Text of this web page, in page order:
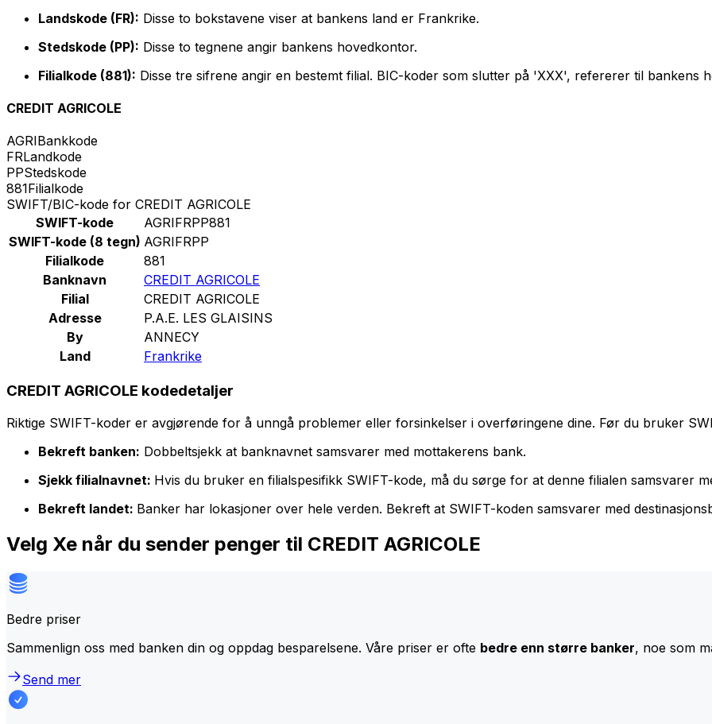
Landskode (FR): Disse to bokstavene viser at bankens land er Frankrike.
Stedskode (PP): Disse to tegnene angir bankens hovedkontor.
Filialkode (881): Disse tre sifrene angir en bestemt filial. BIC-koder som slutter på 'XXX', refererer til bankens
CREDIT AGRICOLE
AGRIBankkode
FRLandkode
PPStedskode
881Filialkode
SWIFT/BIC-kode for CREDIT AGRICOLE
SWIFT-kode
AGRIFRPP881
SWIFT-kode (8 tegn) AGRIFRPP
Filialkode
881
Banknavn
CREDIT AGRICOLE
Filial
CREDIT AGRICOLE
Adresse
P.A.E. LES GLAISINS
By
ANNECY
Land
Frankrike
CREDIT AGRICOLE kodedetaljer
Riktige SWIFT-koder er avgjørende for å unngå problemer eller forsinkelser i overføringene dine. Før du bruker
Bekreft banken: Dobbeltsjekk at banknavnet samsvarer med mottakerens bank.
Sjekk filialnavnet: Hvis du bruker en filialspesifikk SWIFT-kode, må du sørge for at denne filialen samsvarer
Bekreft landet: Banker har lokasjoner over hele verden. Bekreft at SWIFT-koden samsvarer med
Velg Xe når du sender penger til CREDIT AGRICOLE
Bedre priser
Sammenlign oss med banken din og oppdag besparelsene. Våre priser er ofte bedre enn større banker, noe som
Send mer